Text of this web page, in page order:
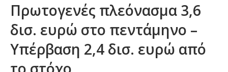
Πρωτογενές πλεόνασμα 3,6
δισ. ευρώ στο πεντάμηνο –
Υπέρβαση 2,4 δισ. ευρώ από